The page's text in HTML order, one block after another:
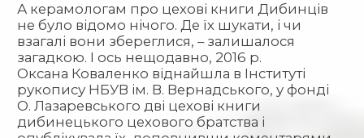
А керамологам про цехові книги Дибинців
не було відомо нічого. Де їх шукати, і чи
взагалі вони збереглися, – залишалося
загадкою. І ось нещодавно, 2016 р.
Оксана Коваленко віднайшла в Інституті
рукопису НБУВ ім. В. Вернадського, у фонді
О. Лазаревського дві цехові книги
дибинецького цехового братства і